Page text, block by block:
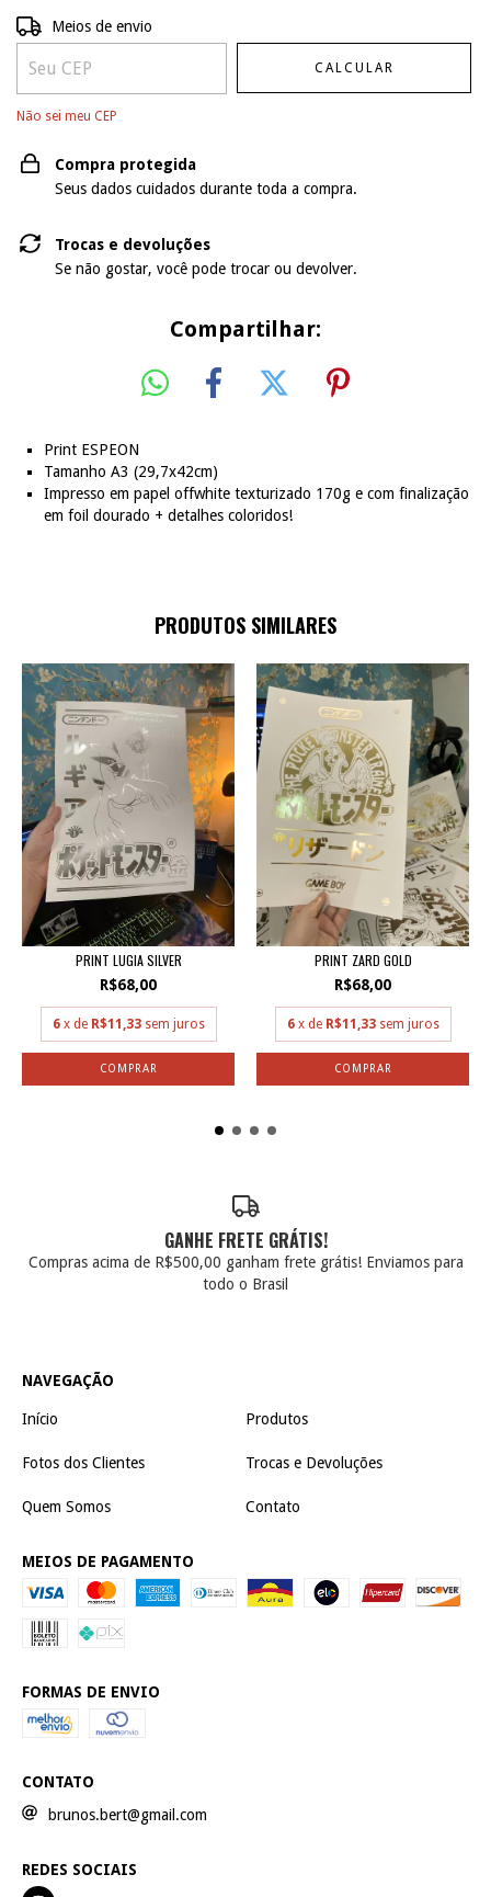
Entregas para o CEP:
Meios de envio
CALCULAR
Não sei meu CEP
Compra protegida
Seus dados cuidados durante toda a compra.
Trocas e devoluções
Se não gostar, você pode trocar ou devolver.
Compartilhar:
Print ESPEON
Tamanho A3 (29,7x42cm)
Impresso em papel offwhite texturizado 170g e com finalização
em foil dourado + detalhes coloridos!
PRODUTOS SIMILARES
PRINT LUGIA SILVER
R$68,00
6 x de R$11,33 sem juros
PRINT ZARD GOLD
R$68,00
6 x de R$11,33 sem juros
GANHE FRETE GRÁTIS!
Compras acima de R$500,00 ganham frete grátis! Enviamos para
todo o Brasil
NAVEGAÇÃO
Início Produtos
Fotos dos Clientes Trocas e Devoluções
Quem Somos Contato
MEIOS DE PAGAMENTO
FORMAS DE ENVIO
CONTATO
brunos.bert@gmail.com
REDES SOCIAIS